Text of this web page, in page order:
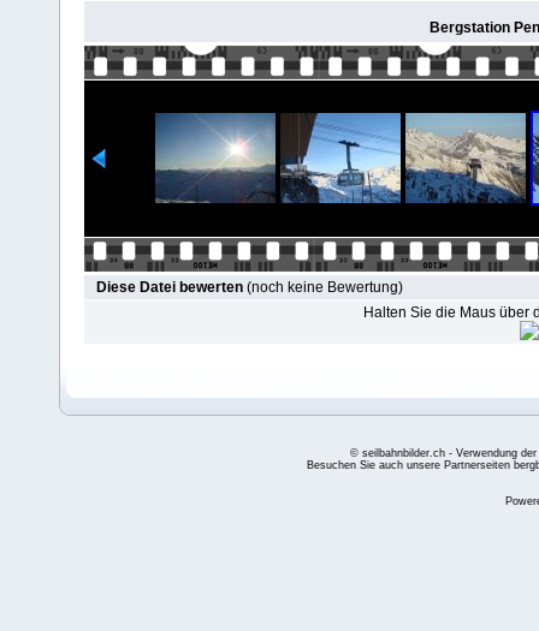
Bergstation
Diese Datei bewerten (noch keine Bewertung)
Halten Sie die Maus über
© seilbahnbilder.ch - Verwendung
Besuchen Sie auch unsere Partnerseiten